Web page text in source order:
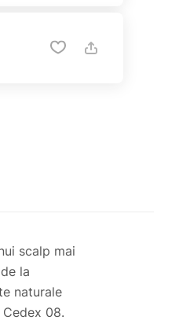
scalp mai
la
naturale
08.